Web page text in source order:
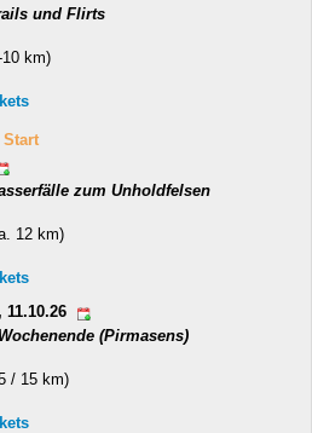
und Flirts
km)
Start
zum Unholdfelsen
12 km)
11.10.26
(Pirmasens)
/ 15 km)